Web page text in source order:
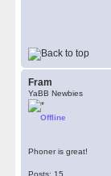
Fram
YaBB Newbies
Offline
Phoner is great!
Posts: 15